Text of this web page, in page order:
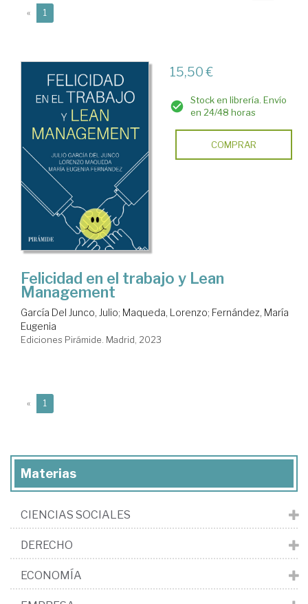
« 1
15,50 €
Stock en librería. Envío
en 24/48 horas
COMPRAR
Felicidad en el trabajo y Lean
Management
García Del Junco, Julio; Maqueda, Lorenzo; Fernández, María
Eugenia
Ediciones Pirámide. Madrid, 2023
« 1
Materias
CIENCIAS SOCIALES
DERECHO
ECONOMÍA